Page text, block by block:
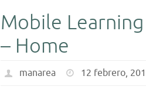
Mobile
– Home
manarea 12 febrero,